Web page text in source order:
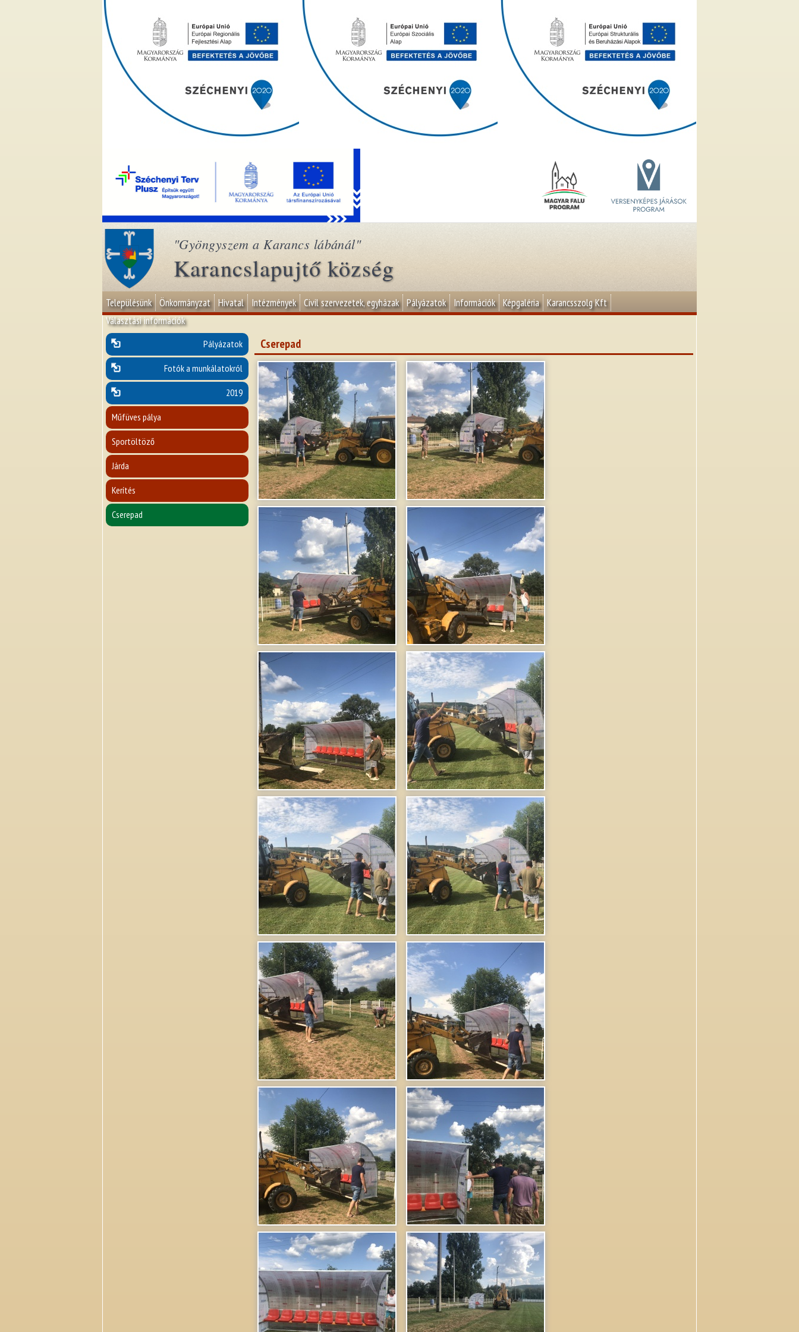
"Gyöngyszem a Karancs lábánál"
Karancslapujtő község
Településünk Önkormányzat Hivatal Intézmények Civil szervezetek, egyházak Pályázatok Információk Képgaléria Karancsszolg Kft
Választási információk
Pályázatok
Fotók a munkálatokról
2019
Műfüves pálya
Sportöltöző
Járda
Kerítés
Cserepad
Cserepad